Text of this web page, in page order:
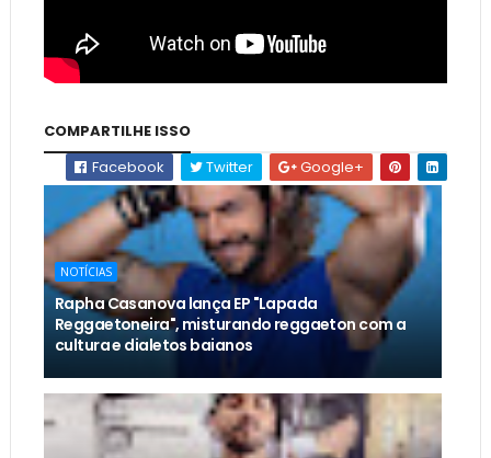
COMPARTILHE ISSO
Facebook
Twitter Google+
NOTÍCIAS
Rapha Casanova lança EP "Lapada
Reggaetoneira", misturando reggaeton com a
cultura e dialetos baianos